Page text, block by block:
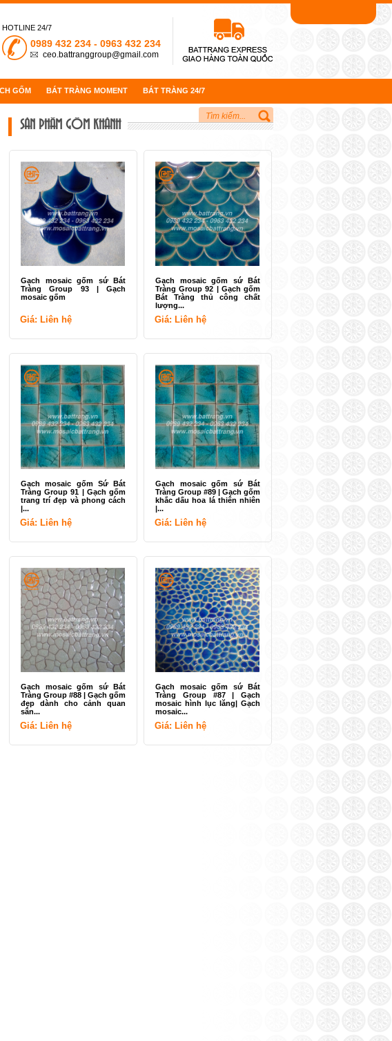
HOTLINE 24/7
0989 432 234- 0963 432 234
ceo.battranggroup@gmail.com
GỐM BÁT TRÀNG MOMENT BÁT TRÀNG 24/7
SẢN PHẨM GỐM KHÁNH
Gạch mosaic gốm sứ Bát
Tràng Group 93 | Gạch
mosaic gốm
Giá: Liên hệ
Gạch mosaic gốm sứ Bát
Tràng Group 92 | Gạch gốm
Bát Tràng thủ công chất
lượng...
Giá: Liên hệ
Gạch mosaic gốm Sứ Bát
Tràng Group 91 | Gạch gốm
trang trí đẹp và phong cách
|...
Giá: Liên hệ
Gạch mosaic gốm sứ Bát
Tràng Group #89 | Gạch gốm
khắc dấu hoa lá thiên nhiên
|...
Giá: Liên hệ
Gạch mosaic gốm sứ Bát
Tràng Group #88 | Gạch gốm
đẹp dành cho cảnh quan
sân...
Giá: Liên hệ
Gạch mosaic gốm sứ Bát
Tràng Group #87 | Gạch
mosaic hình lục lăng| Gạch
mosaic...
Giá: Liên hệ